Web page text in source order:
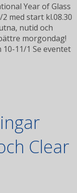
Year of Glass
med start kl.08.30
nutid och
morgondag!‎
11/1 Se eventet
Clear